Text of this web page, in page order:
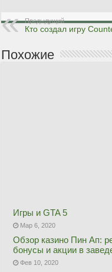
Предыдущий
Кто создал игру
Похожие
Игры и GTA 5
Мар 6, 2020
Обзор казино Пин Ап:
бонусы и акции в
Фев 10, 2020